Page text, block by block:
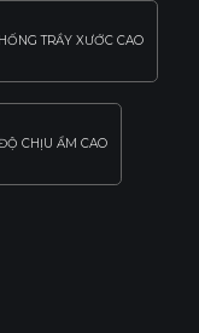
TRẦY XƯỚC CAO
CHỊU ẨM CAO